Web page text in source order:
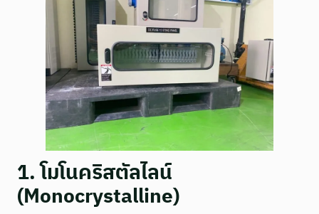
1. โมโนคริสตัลไลน์
(Monocrystalline)